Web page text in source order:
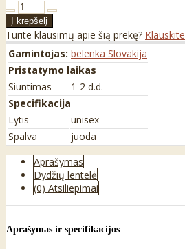
Turite klausimų apie šią prekę? Klauskite
Gamintojas: belenka Slovakija
Pristatymo laikas
Siuntimas
1-2 d.d.
Specifikacija
Lytis
unisex
Spalva
juoda
Aprašymas
Dydžių lentelė
(0) Atsiliepimai
Aprašymas ir specifikacijos